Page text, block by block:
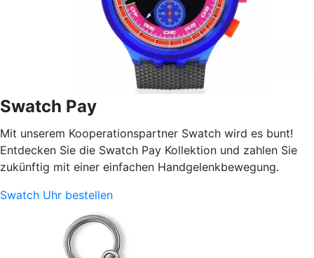
Swatch Pay
Mit unserem Kooperationspartner Swatch wird es bunt!
Entdecken Sie die Swatch Pay Kollektion und zahlen Sie
zukünftig mit einer einfachen Handgelenkbewegung.
Swatch Uhr bestellen